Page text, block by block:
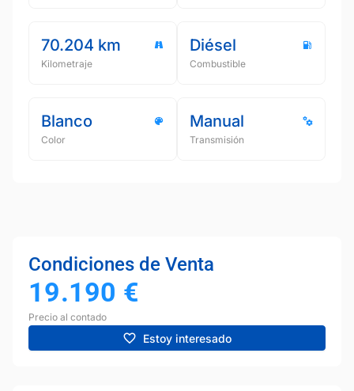
70.204 km
Kilometraje
Diésel
Combustible
Blanco
Color
Manual
Transmisión
Condiciones de Venta
19.190 €
Precio al contado
Estoy interesado